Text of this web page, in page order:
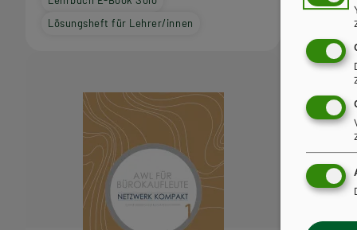
Lösungsheft für Lehrer/innen